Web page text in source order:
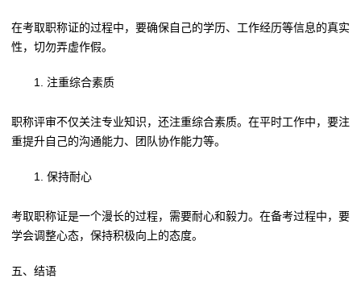
在考取职称证的过程中，要确保自己的学历、工作经历等信息的真实
性，切勿弄虚作假。
注重综合素质
职称评审不仅关注专业知识，还注重综合素质。在平时工作中，要注
重提升自己的沟通能力、团队协作能力等。
保持耐心
考取职称证是一个漫长的过程，需要耐心和毅力。在备考过程中，要
学会调整心态，保持积极向上的态度。
五、结语